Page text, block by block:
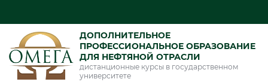
ДОПОЛНИТЕЛЬНОЕ
ПРОФЕССИОНАЛЬНОЕ ОБРАЗОВАНИЕ
ДЛЯ НЕФТЯНОЙ ОТРАСЛИ
дистанционные курсы в государственном
университете